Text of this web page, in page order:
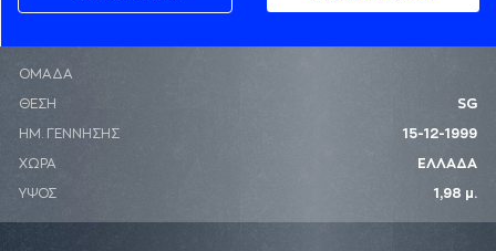
ΟΜΑΔΑ
ΘΕΣΗ SG
ΗΜ. ΓΕΝΝΗΣΗΣ 15-12-1999
ΧΩΡΑ ΕΛΛΑΔΑ
ΥΨΟΣ 1,98 μ.